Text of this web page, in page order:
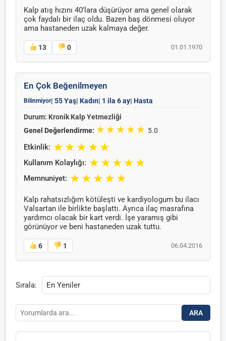
Kalp atış hızını 40’lara düşürüyor ama genel olarak
çok faydalı bir ilaç oldu. Bazen baş dönmesi oluyor
ama hastaneden uzak kalmaya değer.
13 0 01.01.1970
En Çok Beğenilmeyen
Bilinmiyor| 55 Yaş| Kadın| 1 ila 6 ay| Hasta
Durum: Kronik Kalp Yetmezliği
Genel Değerlendirme: ★★★★★ 5.0
Etkinlik: ★ ★ ★ ★ ★
Kullanım Kolaylığı: ★ ★ ★ ★ ★
Memnuniyet: ★ ★ ★ ★ ★
Kalp rahatsızlığım kötüleşti ve kardiyologum bu ilacı
Valsartan ile birlikte başlattı. Ayrıca ilaç masrafına
yardımcı olacak bir kart verdi. İşe yaramış gibi
görünüyor ve beni hastaneden uzak tuttu.
6 1 06.04.2016
Sırala:
ARA